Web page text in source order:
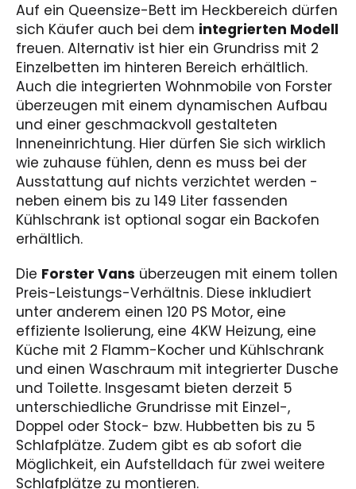
Auf ein Queensize-Bett im Heckbereich dürfen
sich Käufer auch bei dem integrierten Modell
freuen. Alternativ ist hier ein Grundriss mit 2
Einzelbetten im hinteren Bereich erhältlich.
Auch die integrierten Wohnmobile von Forster
überzeugen mit einem dynamischen Aufbau
und einer geschmackvoll gestalteten
Inneneinrichtung. Hier dürfen Sie sich wirklich
wie zuhause fühlen, denn es muss bei der
Ausstattung auf nichts verzichtet werden -
neben einem bis zu 149 Liter fassenden
Kühlschrank ist optional sogar ein Backofen
erhältlich.
Die Forster Vans überzeugen mit einem tollen
Preis-Leistungs-Verhältnis. Diese inkludiert
unter anderem einen 120 PS Motor, eine
effiziente Isolierung, eine 4KW Heizung, eine
Küche mit 2 Flamm-Kocher und Kühlschrank
und einen Waschraum mit integrierter Dusche
und Toilette. Insgesamt bieten derzeit 5
unterschiedliche Grundrisse mit Einzel-,
Doppel oder Stock- bzw. Hubbetten bis zu 5
Schlafplätze. Zudem gibt es ab sofort die
Möglichkeit, ein Aufstelldach für zwei weitere
Schlafplätze zu montieren.